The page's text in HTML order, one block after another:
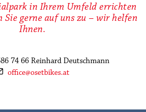
in Ihrem Umfeld errichten
Sie gerne auf uns zu – wir helfen
Ihnen.
74 66 Reinhard Deutschmann
office@osetbikes.at